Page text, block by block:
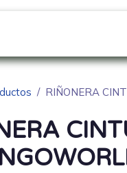
RIÑONERA